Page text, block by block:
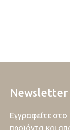
Newsletter
Εγγραφείτε στο
προϊόντα και